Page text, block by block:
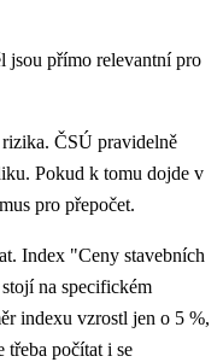
jsou přímo relevantní pro
ČSÚ pravidelně
Pokud k tomu dojde v
pro přepočet.
Index "Ceny stavebních
na specifickém
indexu vzrostl jen o 5 %,
třeba počítat i se